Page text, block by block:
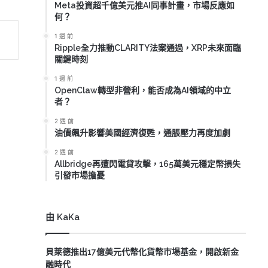
Meta投資超千億美元推AI同事計畫，市場反應如
何？
1 週 前
Ripple全力推動CLARITY法案通過，XRP未來面臨
關鍵時刻
1 週 前
OpenClaw轉型非營利，能否成為AI領域的中立
者？
2 週 前
油價飆升影響美國經濟復甦，通脹壓力再度加劇
2 週 前
Allbridge再遭閃電貸攻擊，165萬美元穩定幣損失
引發市場擔憂
由 KaKa
貝萊德推出17億美元代幣化貨幣市場基金，開啟新金
融時代